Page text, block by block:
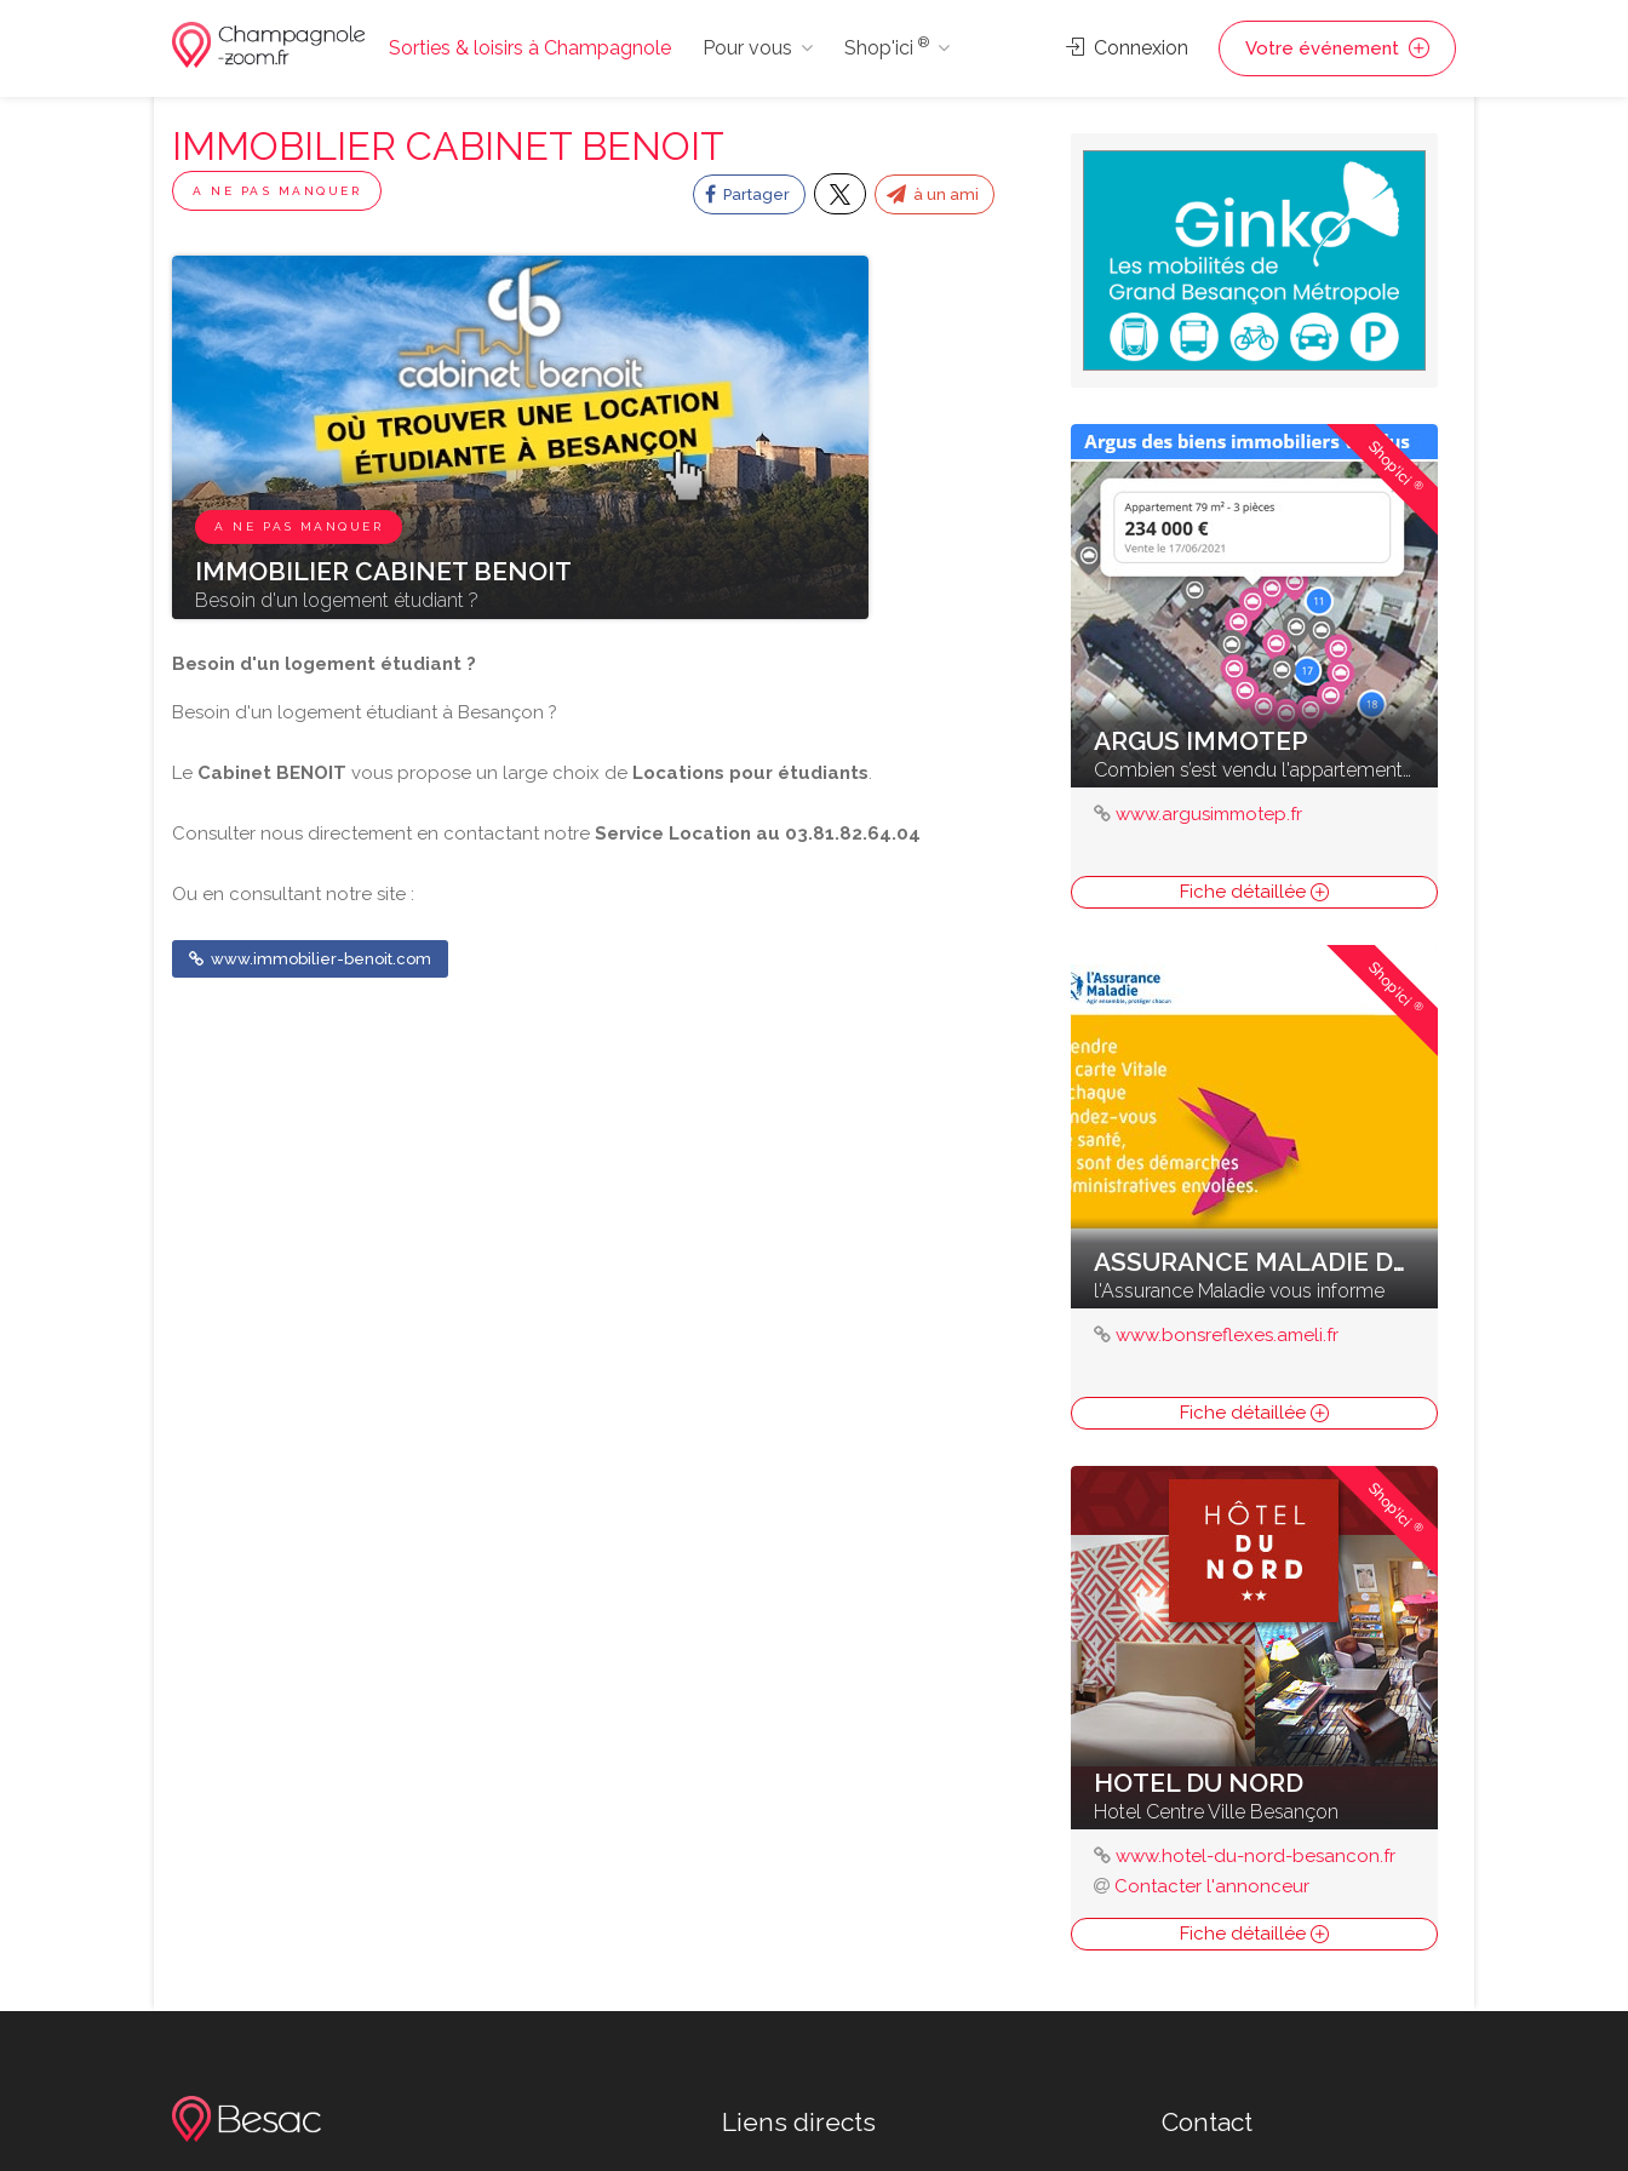
Sorties & loisirs à Champagnole Pour vous Shop'ici® Connexion Votre événement
IMMOBILIER CABINET BENOIT
A NE PAS MANQUER Partager à un ami
A NE PAS MANQUER
IMMOBILIER CABINET BENOIT
Besoin d'un logement étudiant ?
Besoin d'un logement étudiant ?
Besoin d'un logement étudiant à Besançon ?
Le Cabinet BENOIT vous propose un large choix de Locations pour étudiants.
Consulter nous directement en contactant notre Service Location au 03.81.82.64.04
Ou en consultant notre site :
www.immobilier-benoit.com
Shop'ici®
ARGUS IMMOTEP
Combien s’est vendu l'appartement d'à coté ?
www.argusimmotep.fr
Fiche détaillée
Shop'ici®
ASSURANCE MALADIE DU DOUBS
l'Assurance Maladie vous informe
www.bonsreflexes.ameli.fr
Fiche détaillée
Shop'ici®
HOTEL DU NORD
Hotel Centre Ville Besançon
www.hotel-du-nord-besancon.fr
Contacter l'annonceur
Fiche détaillée
Liens directs Contact